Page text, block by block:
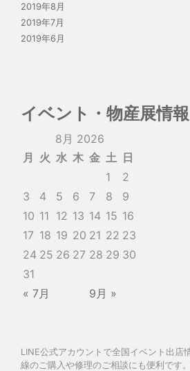
2019年8月
2019年7月
2019年6月
イベント・物産展情報
8月 2026
月 火 水 木 金 土 日
1
2
3
4 5 6 7 8
9
10 11 12 13 14 15 16
17 18 19 20 21 22 23
24 25 26 27 28 29 30
31
« 7月
9月 »
LINE公式アカウントで全国イベント出店
線のご購入や修理のご相談にも便利です